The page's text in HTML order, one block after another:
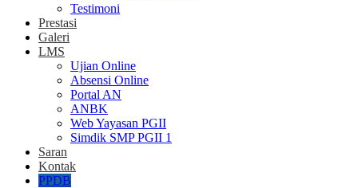
Testimoni
Prestasi
Galeri
LMS
Ujian Online
Absensi Online
Portal AN
ANBK
Web Yayasan PGII
Simdik SMP PGII 1
Saran
Kontak
PPDB